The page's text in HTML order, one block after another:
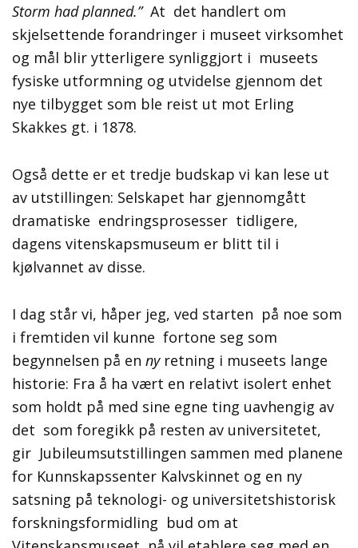
Storm had planned.”At det handlert om
skjelsettende forandringer i museet virksomhet
og mål blir ytterligere synliggjort i museets
fysiske utformning og utvidelse gjennom det
nye tilbygget som ble reist ut mot Erling
Skakkes gt. i 1878.
Også dette er et tredje budskap vi kan lese ut
av utstillingen: Selskapet har gjennomgått
dramatiske endringsprosesser tidligere,
dagens vitenskapsmuseum er blitt til i
kjølvannet av disse.
I dag står vi, håper jeg, ved starten på noe som
i fremtiden vil kunne fortone seg som
begynnelsen på en nyretning i museets lange
historie: Fra å ha vært en relativt isolert enhet
som holdt på med sine egne ting uavhengig av
det som foregikk på resten av universitetet,
gir Jubileumsutstillingen sammen med planene
for Kunnskapssenter Kalvskinnet og en ny
satsning på teknologi- og universitetshistorisk
forskningsformidling bud om at